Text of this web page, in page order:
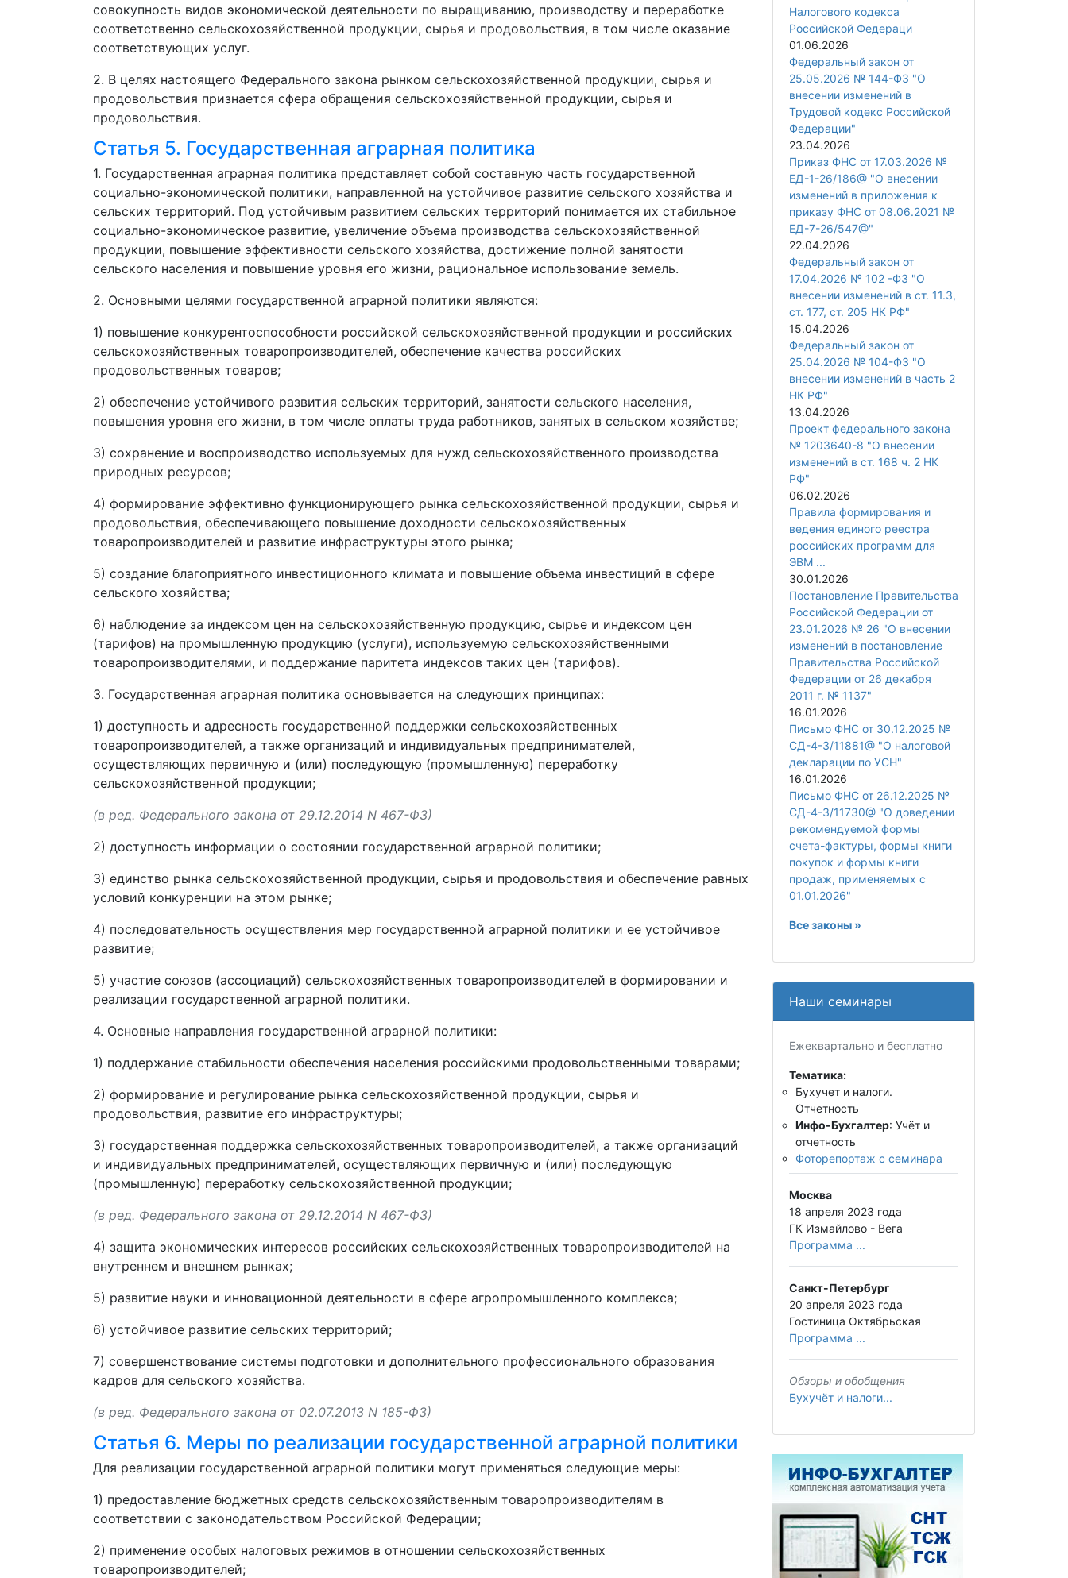
совокупность видов экономической деятельности по выращиванию, производству и переработке
соответственно сельскохозяйственной продукции, сырья и продовольствия, в том числе оказание
соответствующих услуг.
2. В целях настоящего Федерального закона рынком сельскохозяйственной продукции, сырья и
продовольствия признается сфера обращения сельскохозяйственной продукции, сырья и
продовольствия.
Статья 5. Государственная аграрная политика
1. Государственная аграрная политика представляет собой составную часть государственной
социально-экономической политики, направленной на устойчивое развитие сельского хозяйства и
сельских территорий. Под устойчивым развитием сельских территорий понимается их стабильное
социально-экономическое развитие, увеличение объема производства сельскохозяйственной
продукции, повышение эффективности сельского хозяйства, достижение полной занятости
сельского населения и повышение уровня его жизни, рациональное использование земель.
2. Основными целями государственной аграрной политики являются:
1) повышение конкурентоспособности российской сельскохозяйственной продукции и российских
сельскохозяйственных товаропроизводителей, обеспечение качества российских
продовольственных товаров;
2) обеспечение устойчивого развития сельских территорий, занятости сельского населения,
повышения уровня его жизни, в том числе оплаты труда работников, занятых в сельском хозяйстве;
3) сохранение и воспроизводство используемых для нужд сельскохозяйственного производства
природных ресурсов;
4) формирование эффективно функционирующего рынка сельскохозяйственной продукции, сырья и
продовольствия, обеспечивающего повышение доходности сельскохозяйственных
товаропроизводителей и развитие инфраструктуры этого рынка;
5) создание благоприятного инвестиционного климата и повышение объема инвестиций в сфере
сельского хозяйства;
6) наблюдение за индексом цен на сельскохозяйственную продукцию, сырье и индексом цен
(тарифов) на промышленную продукцию (услуги), используемую сельскохозяйственными
товаропроизводителями, и поддержание паритета индексов таких цен (тарифов).
3. Государственная аграрная политика основывается на следующих принципах:
1) доступность и адресность государственной поддержки сельскохозяйственных
товаропроизводителей, а также организаций и индивидуальных предпринимателей,
осуществляющих первичную и (или) последующую (промышленную) переработку
сельскохозяйственной продукции;
(в ред. Федерального закона от 29.12.2014 N 467-ФЗ)
2) доступность информации о состоянии государственной аграрной политики;
3) единство рынка сельскохозяйственной продукции, сырья и продовольствия и обеспечение равных
условий конкуренции на этом рынке;
4) последовательность осуществления мер государственной аграрной политики и ее устойчивое
развитие;
5) участие союзов (ассоциаций) сельскохозяйственных товаропроизводителей в формировании и
реализации государственной аграрной политики.
4. Основные направления государственной аграрной политики:
1) поддержание стабильности обеспечения населения российскими продовольственными товарами;
2) формирование и регулирование рынка сельскохозяйственной продукции, сырья и
продовольствия, развитие его инфраструктуры;
3) государственная поддержка сельскохозяйственных товаропроизводителей, а также организаций
и индивидуальных предпринимателей, осуществляющих первичную и (или) последующую
(промышленную) переработку сельскохозяйственной продукции;
(в ред. Федерального закона от 29.12.2014 N 467-ФЗ)
4) защита экономических интересов российских сельскохозяйственных товаропроизводителей на
внутреннем и внешнем рынках;
5) развитие науки и инновационной деятельности в сфере агропромышленного комплекса;
6) устойчивое развитие сельских территорий;
7) совершенствование системы подготовки и дополнительного профессионального образования
кадров для сельского хозяйства.
(в ред. Федерального закона от 02.07.2013 N 185-ФЗ)
Статья 6. Меры по реализации государственной аграрной политики
Для реализации государственной аграрной политики могут применяться следующие меры:
1) предоставление бюджетных средств сельскохозяйственным товаропроизводителям в
соответствии с законодательством Российской Федерации;
2) применение особых налоговых режимов в отношении сельскохозяйственных
товаропроизводителей;
Налогового кодекса
Российской Федераци
01.06.2026
Федеральный закон от
25.05.2026 № 144-ФЗ "О
внесении изменений в
Трудовой кодекс Российской
Федерации"
23.04.2026
Приказ ФНС от 17.03.2026 №
ЕД-1-26/186@ "О внесении
изменений в приложения к
приказу ФНС от 08.06.2021 №
ЕД-7-26/547@"
22.04.2026
Федеральный закон от
17.04.2026 № 102 -ФЗ "О
внесении изменений в ст. 11.3,
ст. 177, ст. 205 НК РФ"
15.04.2026
Федеральный закон от
25.04.2026 № 104-ФЗ "О
внесении изменений в часть 2
НК РФ"
13.04.2026
Проект федерального закона
№ 1203640-8 "О внесении
изменений в ст. 168 ч. 2 НК
РФ"
06.02.2026
Правила формирования и
ведения единого реестра
российских программ для
ЭВМ ...
30.01.2026
Постановление Правительства
Российской Федерации от
23.01.2026 № 26 "О внесении
изменений в постановление
Правительства Российской
Федерации от 26 декабря
2011 г. № 1137"
16.01.2026
Письмо ФНС от 30.12.2025 №
СД-4-3/11881@ "О налоговой
декларации по УСН"
16.01.2026
Письмо ФНС от 26.12.2025 №
СД-4-3/11730@ "О доведении
рекомендуемой формы
счета-фактуры, формы книги
покупок и формы книги
продаж, применяемых с
01.01.2026"
Все законы »
Наши семинары
Ежеквартально и бесплатно
Тематика:
Бухучет и налоги.
Отчетность
Инфо-Бухгалтер: Учёт и
отчетность
Фоторепортаж с семинара
Москва
18 апреля 2023 года
ГК Измайлово - Вега
Программа ...
Санкт-Петербург
20 апреля 2023 года
Гостиница Октябрьская
Программа ...
Обзоры и обобщения
Бухучёт и налоги...